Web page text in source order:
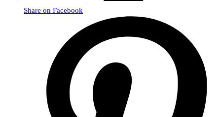
Share on Facebook